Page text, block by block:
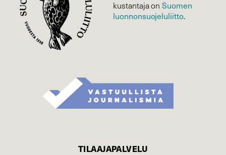
kustantaja onSuomen
luonnonsuojelu­liitto.
TILAAJAPALVELU